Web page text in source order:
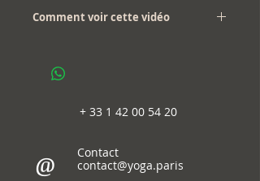
Comment voir cette vidéo
avez reçu.
@
+ 33 1 42 00 54 20
Contact
contact@yoga.paris